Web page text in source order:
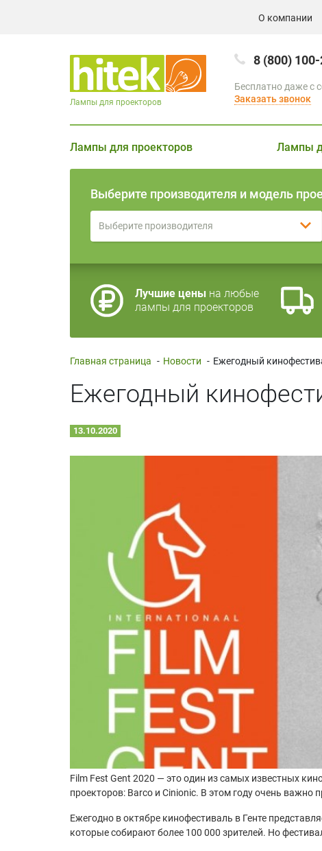
О компании
8 (800)
Бесплатно даже с
Заказать звонок
Лампы для проекторов
Лампы для проекторов Лампы
Выберите производителя и модель
Выберите производителя
Лучшие цены на любые
лампы для проекторов
Главная страница - Новости - Ежегодный
Ежегодный
13.10.2020
Film Fest Gent 2020 — это один из самых известных
проекторов: Barco и Cinionic. В этом году очень
Ежегодно в октябре кинофестиваль в Генте
которые собирают более 100 000 зрителей. Но